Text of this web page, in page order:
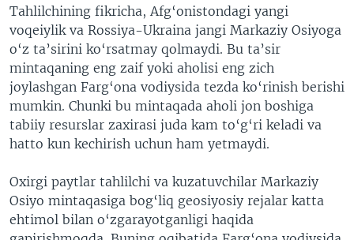
Tahlilchining fikricha, Afg‘onistondagi yangi
voqeiylik va Rossiya-Ukraina jangi Markaziy Osiyoga
o‘z ta’sirini ko‘rsatmay qolmaydi. Bu ta’sir
mintaqaning eng zaif yoki aholisi eng zich
joylashgan Farg‘ona vodiysida tezda ko‘rinish berishi
mumkin. Chunki bu mintaqada aholi jon boshiga
tabiiy resurslar zaxirasi juda kam to‘g‘ri keladi va
hatto kun kechirish uchun ham yetmaydi.
Oxirgi paytlar tahlilchi va kuzatuvchilar Markaziy
Osiyo mintaqasiga bog‘liq geosiyosiy rejalar katta
ehtimol bilan o‘zgarayotganligi haqida